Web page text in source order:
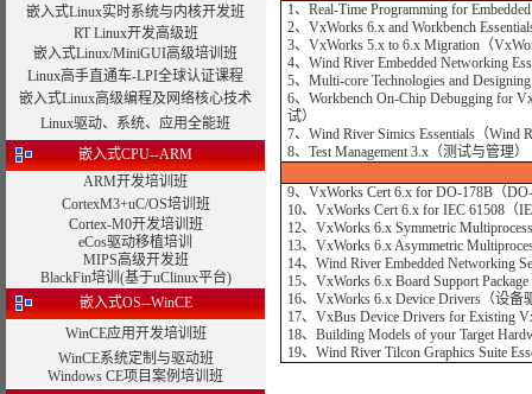
嵌入式Linux实时系统与内核开发班
RT Linux开发高级班
嵌入式Linux/MiniGUI高级培训班
Linux高手直通车-LPI全球认证课程
嵌入式Linux高级编程及网络核心技术
Linux驱动、系统、应用全能班
嵌入式CPU--ARM
ARM开发培训班
CortexM3+uC/OS培训班
Cortex-M0开发培训班
eCos驱动移植培训
MIPS高级开发班
BlackFin培训(基于uClinux平台)
嵌入式OS--WinCE
WinCE应用开发培训班
WinCE系统定制与驱动班
Windows CE项目案例培训班
1、Real-Time Programming for
2、VxWorks 6.x and Workbench
3、VxWorks 5.x to 6.x Migration（
4、Wind River Embedded Networking
5、Multi-core Technologies and
6、Workbench On-Chip Debugging for
试）
7、Wind River Simics Essentials（Wind
8、Test Management 3.x（测试与管理）
9、VxWorks Cert 6.x for DO-178B（
10、VxWorks Cert 6.x for IEC 61508（
12、VxWorks 6.x Symmetric
13、VxWorks 6.x Asymmetric
14、Wind River Embedded Networking
15、VxWorks 6.x Board Support
16、VxWorks 6.x Device Drivers（设备
17、VxBus Device Drivers for Existing
18、Building Models of your Target
19、Wind River Tilcon Graphics Suite